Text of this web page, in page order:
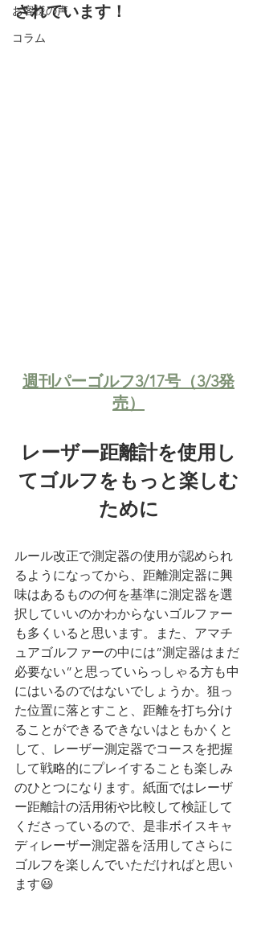
お客様の声
コラム
されています！
週刊パーゴルフ3/17号（3/3発
売）
レーザー距離計を使用し
てゴルフをもっと楽しむ
ために
ルール改正で測定器の使用が認められ
るようになってから、距離測定器に興
味はあるものの何を基準に測定器を選
択していいのかわからないゴルファー
も多くいると思います。また、アマチ
ュアゴルファーの中には”測定器はまだ
必要ない”と思っていらっしゃる方も中
にはいるのではないでしょうか。狙っ
た位置に落とすこと、距離を打ち分け
ることができるできないはともかくと
して、レーザー測定器でコースを把握
して戦略的にプレイすることも楽しみ
のひとつになります。紙面ではレーザ
ー距離計の活用術や比較して検証して
くださっているので、是非ボイスキャ
ディレーザー測定器を活用してさらに
ゴルフを楽しんでいただければと思い
ます😃